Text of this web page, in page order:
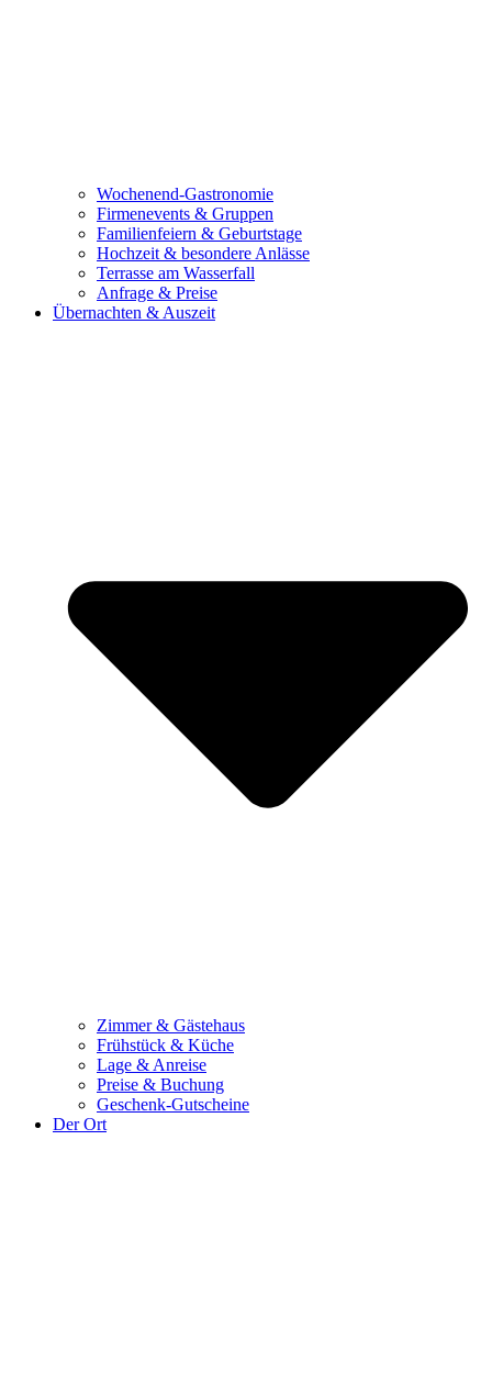
Wochenend-Gastronomie
Firmenevents & Gruppen
Familienfeiern & Geburtstage
Hochzeit & besondere Anlässe
Terrasse am Wasserfall
Anfrage & Preise
Übernachten & Auszeit
Zimmer & Gästehaus
Frühstück & Küche
Lage & Anreise
Preise & Buchung
Geschenk-Gutscheine
Der Ort